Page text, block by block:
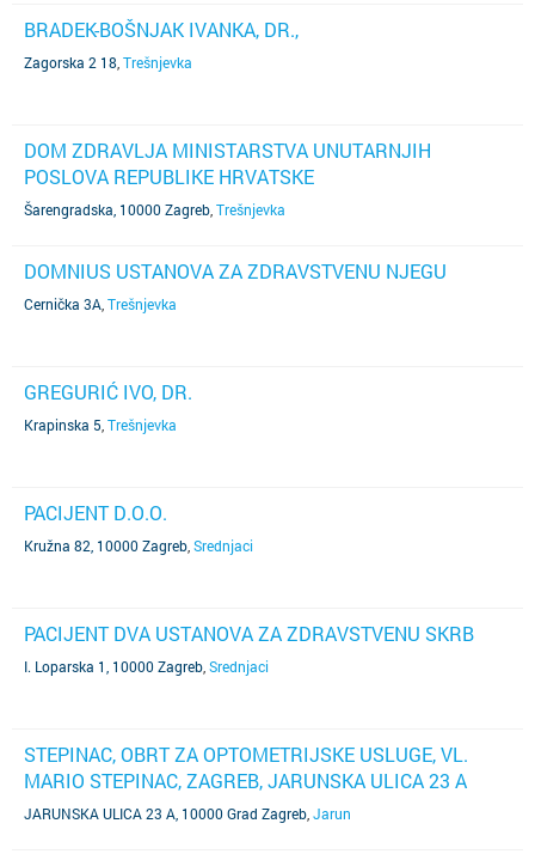
BRADEK-BOŠNJAK IVANKA, DR.,
Zagorska 2 18 Trešnjevka
DOM ZDRAVLJA MINISTARSTVA UNUTARNJIH
POSLOVA REPUBLIKE HRVATSKE
Šarengradska, 10000 Zagreb Trešnjevka
DOMNIUS USTANOVA ZA ZDRAVSTVENU NJEGU
Cernička 3A Trešnjevka
GREGURIĆ IVO, DR.
Krapinska 5 Trešnjevka
PACIJENT D.O.O.
Kružna 82, 10000 Zagreb Srednjaci
PACIJENT DVA USTANOVA ZA ZDRAVSTVENU SKRB
I. Loparska 1, 10000 Zagreb Srednjaci
STEPINAC, OBRT ZA OPTOMETRIJSKE USLUGE, VL.
MARIO STEPINAC, ZAGREB, JARUNSKA ULICA 23 A
JARUNSKA ULICA 23 A, 10000 Grad Zagreb Jarun